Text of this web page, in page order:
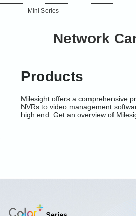
Mini Series
Network
Products
Milesight offers a comprehensive
NVRs to video management
high end. Get an overview of